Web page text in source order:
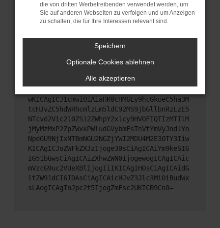
Wende dich an den Webseitenbetreiber.
Wenn du alle oben genannten Schritte versucht
hast, kontaktiere uns bitte. Wir werden versuchen,
das Problem zu beheben. Du kannst uns diesen
Text schicken, um uns bei der Fehlersuche zu
unterstützen:
ewogICJuYW1lIjogIk5ldHdvcmtFcnJvciIsCiAgI
mNvbmZpZyI6IHsKICAgICJtZXRob2QiOiAiR0VUIi
wKICAgICJ1cmwiOiAiaHR0cHM6Ly9hcGkueC5ha3M
tcHJvZC5hdWRhcmlzLm5ldC92MS9jbGllbnRzLzE5
NTcvd2Vic2l0ZS12ZWhpY2xlcy9HV0FIQTIzMTIlM
jMyMzMxP2ZpZWxkPWludGVybmFsTnVtYmVyJndlYn
NpdGU9NjIxNTBmNGU2NGZjYWI2MDU4M2E3OTY3Iiw
KICAgICJoZWFkZXJzIjoge30sCiAgICAiYm9keSI6
IG51bGwsCiAgICAiZXhwZWN0IjogewogICAgICAic
mVzcG9uc2VUeXBlIjogIiIKICAgIH0sCiAgICAidG
ltZW91dCI6IDAsCiAgICAicHJvZ3Jlc3MiOiBudWx
sLAogICAgInJpc2t5IjogZmFsc2UKICB9Cn0=
die von dritten Werbetreibenden verwendet werden, um
Sie auf anderen Webseiten zu verfolgen und um Anzeigen
zu schalten, die für Ihre Interessen relevant sind.
Speichern
Optionale Cookies ablehnen
Alle akzeptieren